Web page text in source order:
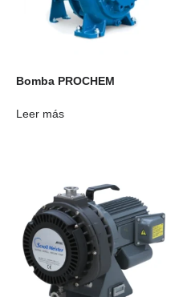
Bomba PROCHEM
Leer más